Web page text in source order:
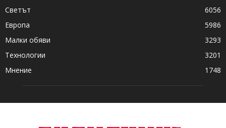
Светът
6056
Европа
5986
Малки обяви
3293
Технологии
3201
Мнение
1748